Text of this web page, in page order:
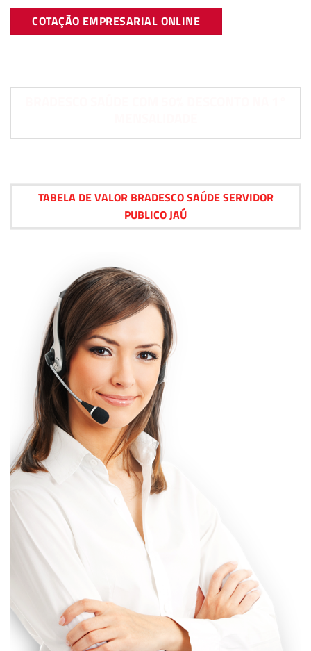
COTAÇÃO EMPRESARIAL ONLINE
TABELA DE VALOR BRADESCO SAÚDE SERVIDOR
PUBLICO JAÚ